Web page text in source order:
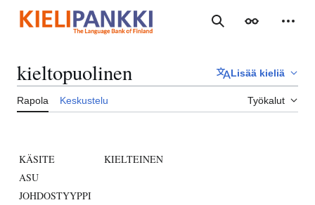
sisältöön
Haku Ulkoasu
kieltopuolinen Lisää kieliä
Rapola Keskustelu Työkalut
KÄSITE
KIELTEINEN
ASU
JOHDOSTYYPPI